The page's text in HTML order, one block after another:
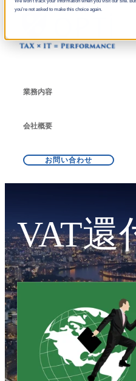
you're not asked to make this choice again.
業務内容
会社概要
お問い合わせ
VAT還